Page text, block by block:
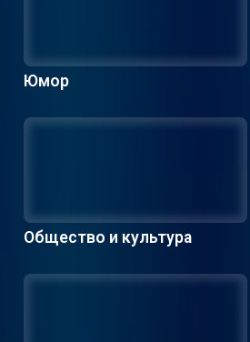
Юмор
Общество и культура